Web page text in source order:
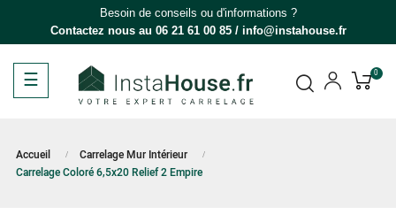
Besoin de conseils ou d'informations ?
Contactez nous au 06 21 61 00 85/ info@instahouse.fr
Basculer
la
☰ 0
Accueil
Carrelage Mur Intérieur
Carrelage Coloré 6,5x20 Relief 2 Empire